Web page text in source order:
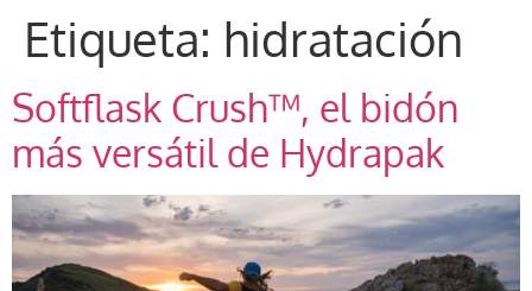
Etiqueta: hidratación
Softflask Crush™, el bidón
más versátil de Hydrapak